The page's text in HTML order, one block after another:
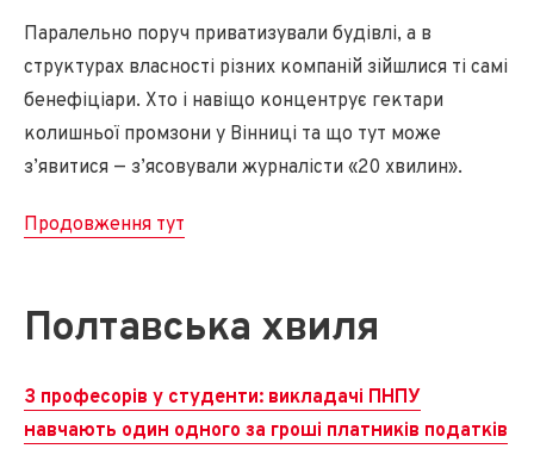
Паралельно поруч приватизували будівлі, а в
структурах власності різних компаній зійшлися ті самі
бенефіціари. Хто і навіщо концентрує гектари
колишньої промзони у Вінниці та що тут може
з’явитися — з’ясовували журналісти «20 хвилин».
Продовження тут
Полтавська хвиля
З професорів у студенти: викладачі ПНПУ
навчають один одного за гроші платників податків